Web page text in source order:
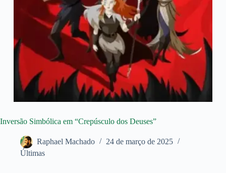
Inversão Simbólica em “Crepúsculo dos Deuses”
Raphael Machado
24 de março de 2025
Últimas